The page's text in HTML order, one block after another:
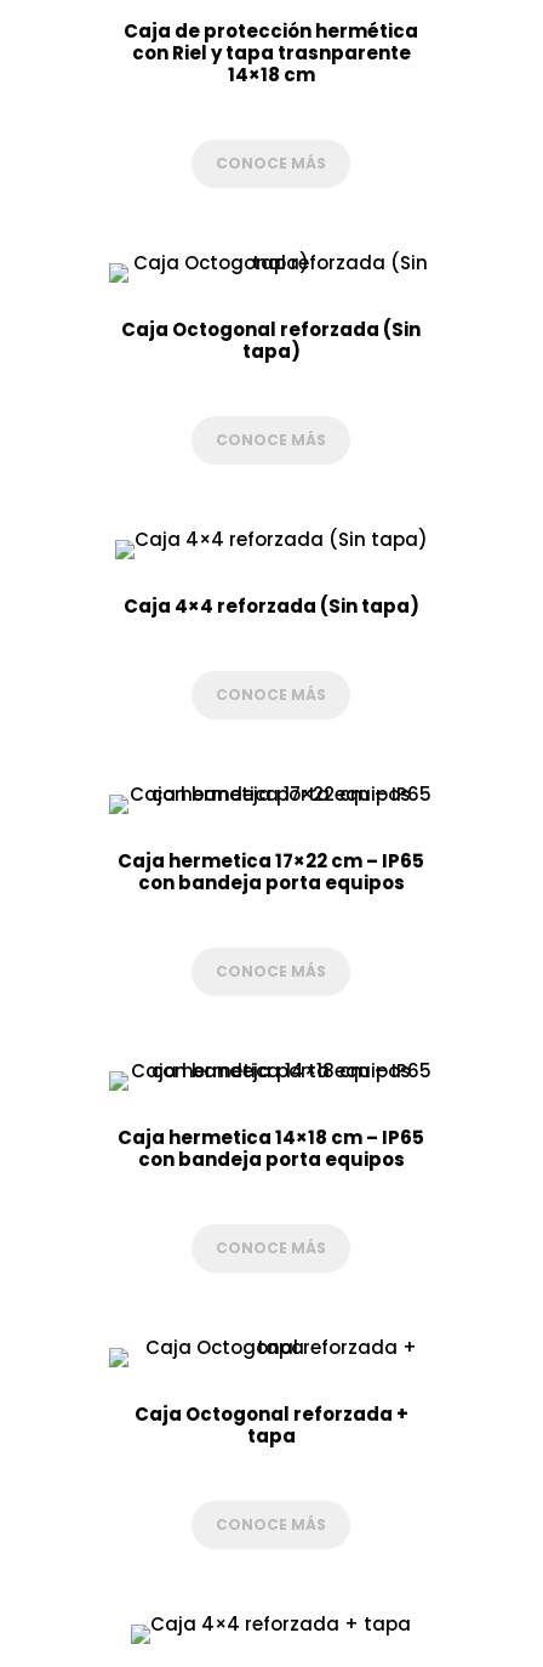
Caja de protección hermética
con Riel y tapa trasnparente
14×18 cm
CONOCE MÁS
Caja Octogonal reforzada (Sin
tapa)
CONOCE MÁS
Caja 4×4 reforzada (Sin tapa)
CONOCE MÁS
Caja hermetica 17×22 cm – IP65
con bandeja porta equipos
CONOCE MÁS
Caja hermetica 14×18 cm – IP65
con bandeja porta equipos
CONOCE MÁS
Caja Octogonal reforzada +
tapa
CONOCE MÁS